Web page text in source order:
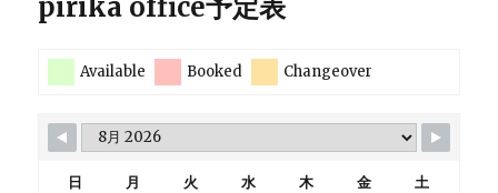
pirika office予定表
Available Booked Changeover
日 月 火 水 木 金 土